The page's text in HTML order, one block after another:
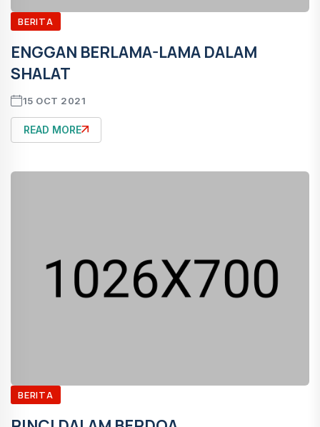
BERITA
ENGGAN BERLAMA-LAMA DALAM
SHALAT
15 OCT 2021
READ MORE
BERITA